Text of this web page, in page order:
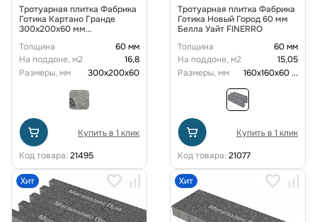
Тротуарная плитка Фабрика
Готика Картано Гранде
300х200х60 мм
Толщина
60 мм
На поддоне, м2
16,8
Размеры, мм
300х200х60
Купить в 1 клик
Код товара: 21495
Тротуарная плитка Фабрика
Готика Новый Город 60 мм
Белла Уайт FINERRO
Толщина
60 мм
На поддоне, м2
15,05
Размеры, мм
160х160х60...
Купить в 1 клик
Код товара: 21077
Хит Хит